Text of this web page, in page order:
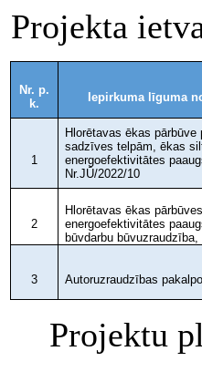
Projekta
Nr. p.
k.
Iepirkuma līguma
1
Hlorētavas ēkas pārbūve
sadzīves telpām, ēkas
energoefektivitātes
Nr.JŪ/2022/10
2
Hlorētavas ēkas
energoefektivitātes
būvdarbu būvuzraudzība,
3 Autoruzraudzības
Projektu